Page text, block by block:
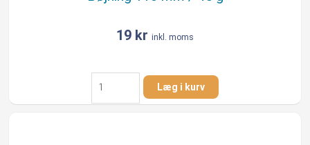
19 kr inkl. moms
Bøjning
110
mm
Læg i kurv